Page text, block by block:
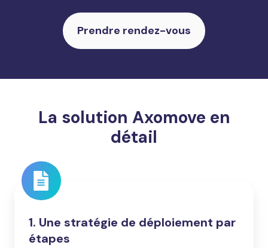
Prendre rendez-vous
La solution Axomove en
détail
1. Une stratégie de déploiement par
étapes